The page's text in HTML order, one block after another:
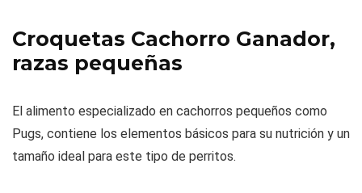
Croquetas Cachorro Ganador,
razas pequeñas
El alimento especializado en cachorros pequeños como
Pugs, contiene los elementos básicos para su nutrición y un
tamaño ideal para este tipo de perritos.